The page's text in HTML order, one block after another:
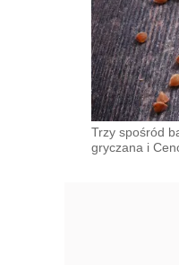
Trzy spośród
gryczana i